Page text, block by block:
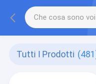
Tutti I Prodotti